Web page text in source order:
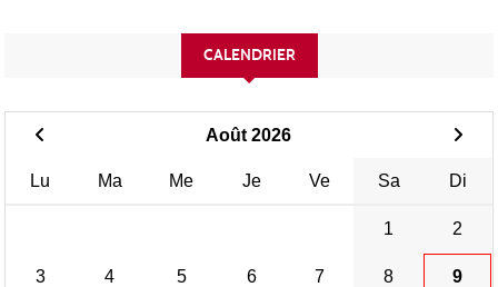
CALENDRIER
Août 2026
Lu Ma Me Je Ve Sa Di
1 2
3 4 5 6 7 8 9